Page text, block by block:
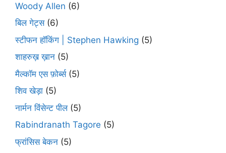
Woody Allen (6)
बिल गेट्स(6)
स्टीफन हॉकिंग | Stephen Hawking (5)
शाहरुख़ ख़ान (5)
मैल्कॉम एस फ़ोर्ब्स(5)
शिव खेड़ा (5)
नार्मन विंसेन्ट पील(5)
Rabindranath Tagore (5)
फ्रांसिस बेकन (5)